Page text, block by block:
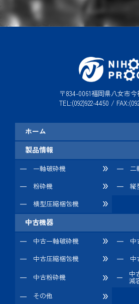
〒834-0061福岡県八女市今
TEL:(092)922-4450 /
ホーム
製品情報
一軸破砕機
二
粉砕機
縦
横型圧縮梱包機
中古機器
中古一軸破砕機
中
中古圧縮梱包機
中
中古粉砕機
中
減
その他